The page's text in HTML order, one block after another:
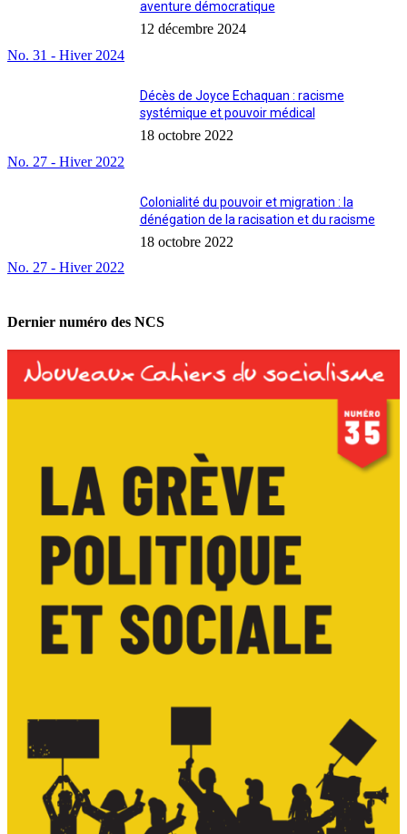
No. 31 - Hiver 2024
aventure démocratique
12 décembre 2024
No. 27 - Hiver 2022
Décès de Joyce Echaquan : racisme
systémique et pouvoir médical
18 octobre 2022
No. 27 - Hiver 2022
Colonialité du pouvoir et migration : la
dénégation de la racisation et du racisme
18 octobre 2022
Dernier numéro des NCS